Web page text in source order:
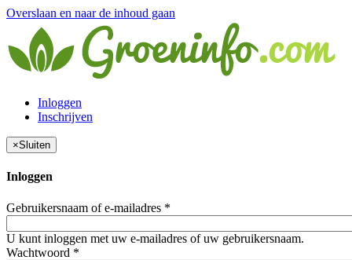
Overslaan en naar de inhoud gaan
Inloggen
Inschrijven
×Sluiten
Inloggen
Gebruikersnaam of e-mailadres *
U kunt inloggen met uw e-mailadres of uw gebruikersnaam.
Wachtwoord *